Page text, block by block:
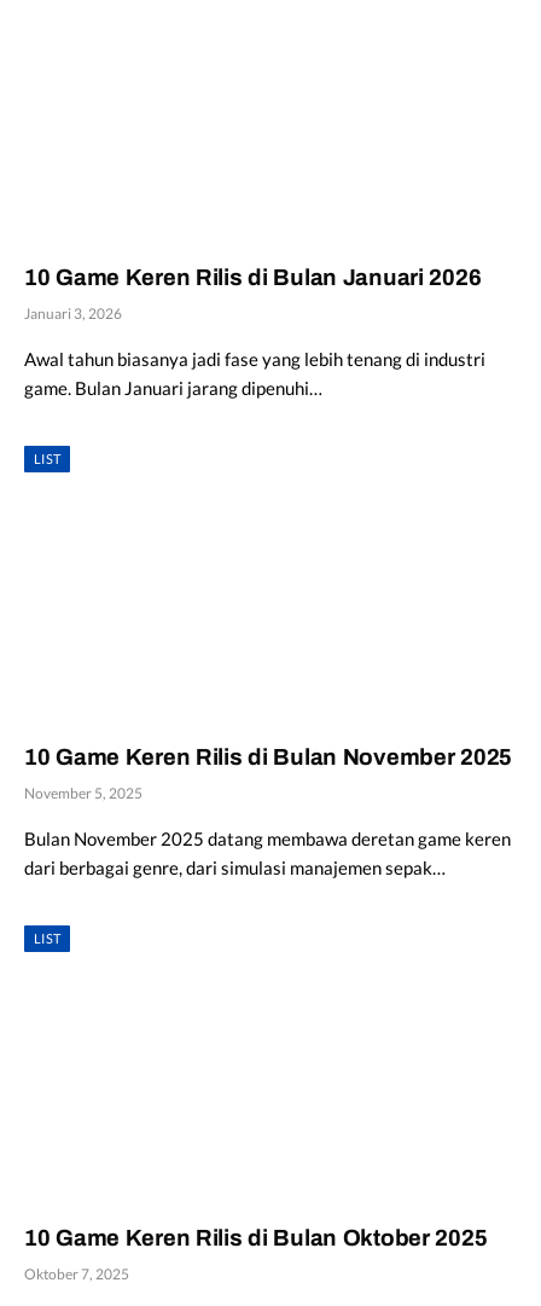
10 Game Keren Rilis di Bulan Januari 2026
Januari 3, 2026
Awal tahun biasanya jadi fase yang lebih tenang di industri
game. Bulan Januari jarang dipenuhi…
LIST
10 Game Keren Rilis di Bulan November 2025
November 5, 2025
Bulan November 2025 datang membawa deretan game keren
dari berbagai genre, dari simulasi manajemen sepak…
LIST
10 Game Keren Rilis di Bulan Oktober 2025
Oktober 7, 2025